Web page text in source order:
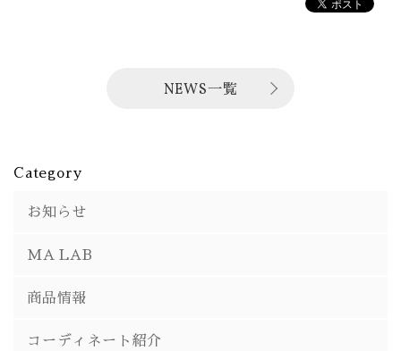
NEWS一覧
Category
お知らせ
MA LAB
商品情報
コーディネート紹介